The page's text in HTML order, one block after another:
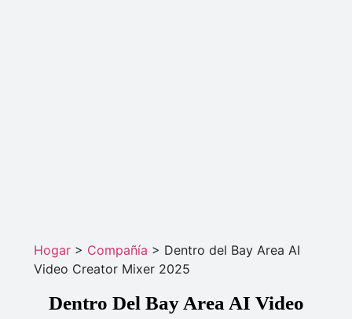
Hogar> Compañía > Dentro del Bay Area AI
Video Creator Mixer 2025
Dentro Del Bay Area AI Video